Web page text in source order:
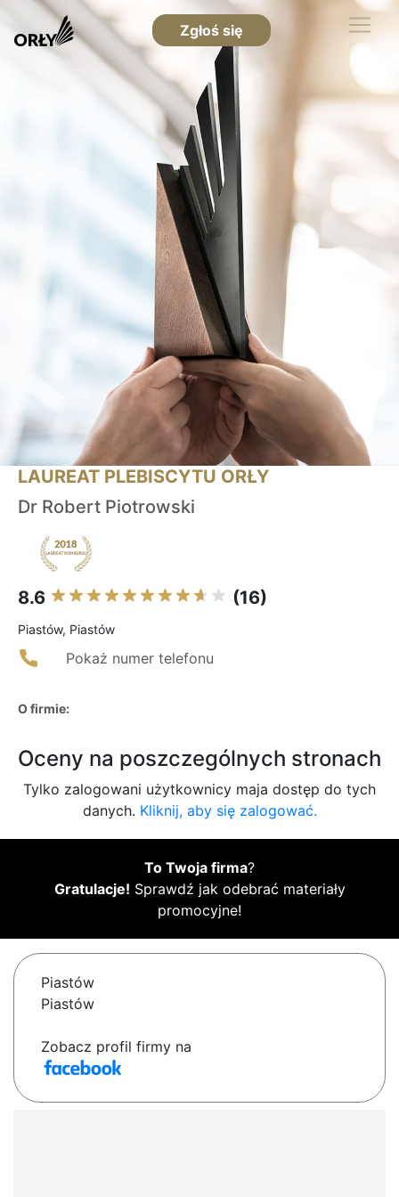
Zgłoś się
LAUREAT PLEBISCYTU ORŁY
Dr Robert Piotrowski
8.6 (16)
Piastów, Piastów
Pokaż numer telefonu
O firmie:
Oceny na poszczególnych stronach
Tylko zalogowani użytkownicy maja dostęp do tych
danych. Kliknij, aby się zalogować.
To Twoja firma?
Gratulacje! Sprawdź jak odebrać materiały
promocyjne!
Piastów
Piastów
Zobacz profil firmy na